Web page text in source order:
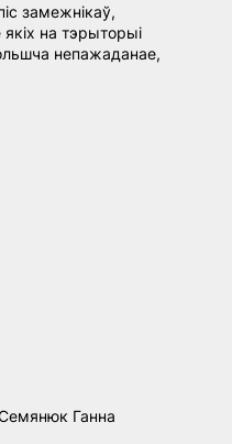
замежнікаў,
на тэрыторыі
непажаданае,
Ганна